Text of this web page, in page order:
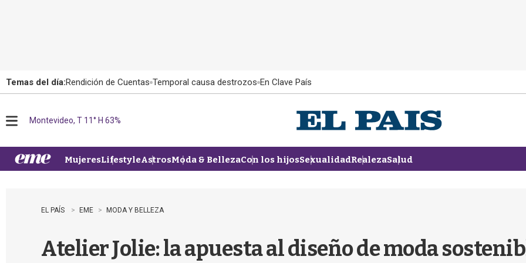
Temas del día:Rendición de Cuentas Temporal causa destrozos En Clave País
u
Montevideo, T 11° H 63%
MujeresLifestyleAstrosModa & BellezaCon los hijosSexualidadRealezaSalud
EL PAÍS EME MODA Y BELLEZA
Atelier Jolie: la apuesta al diseño de moda